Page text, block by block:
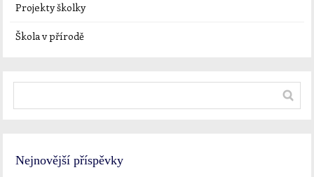
Projekty školky
Škola v přírodě
Nejnovější příspěvky